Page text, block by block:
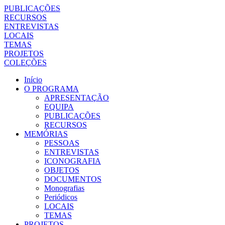
PUBLICAÇÕES
RECURSOS
ENTREVISTAS
LOCAIS
TEMAS
PROJETOS
COLEÇÕES
Início
O PROGRAMA
APRESENTAÇÃO
EQUIPA
PUBLICAÇÕES
RECURSOS
MEMÓRIAS
PESSOAS
ENTREVISTAS
ICONOGRAFIA
OBJETOS
DOCUMENTOS
Monografias
Periódicos
LOCAIS
TEMAS